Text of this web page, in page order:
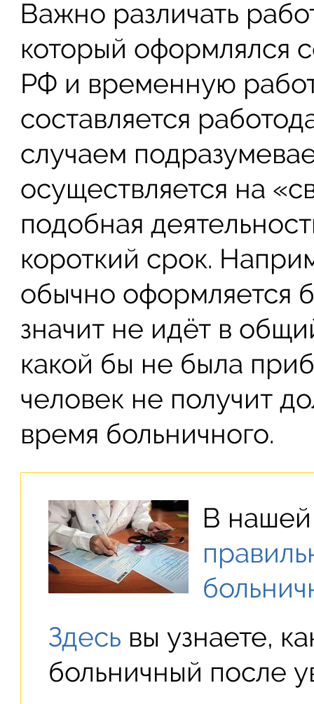
Важно различать
который оформлялся
РФ и временную
составляется
случаем
осуществляется на
подобная
короткий срок.
обычно оформляется
значит не идёт в
какой бы не была
человек не получит
время больничного.
В нашей
Здесь вы узнаете,
больничный после